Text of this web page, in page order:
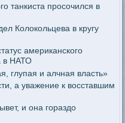
танкиста просочился в
Колокольцева в кругу
американского
в НАТО
глупая и алчная власть»
а уважение к восставшим
и она гораздо